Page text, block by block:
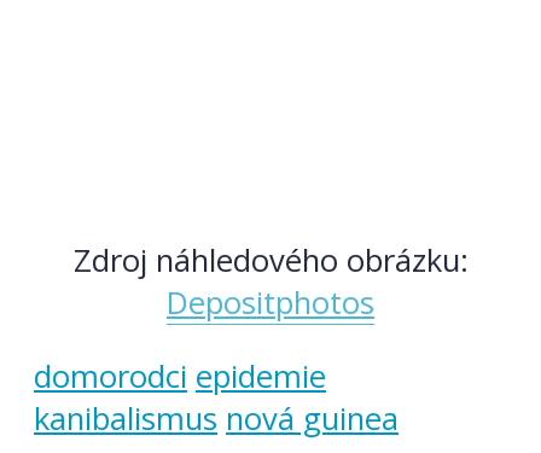
Zdroj náhledového obrázku:
Depositphotos
domorodci epidemie
kanibalismus nová guinea